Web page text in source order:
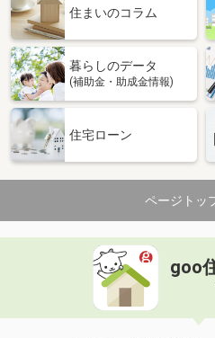
住まいのコラム
暮らしのデータ
(補助金・助成金情報)
住宅ローン
ページトッ
goo